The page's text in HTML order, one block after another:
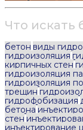
Что искать
бетон виды
гидроизоляция
кирпичных стен
гидроизоляция
гидроизоляция
трещин
гидрофобизация
бетона
стен
инъектирование